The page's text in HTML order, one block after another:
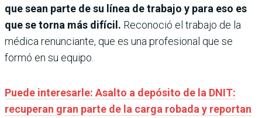
que sean parte de su línea de trabajo y para eso es
que se torna más difícil. Reconoció el trabajo de la
médica renunciante, que es una profesional que se
formó en su equipo.
Puede interesarle: Asalto a depósito de la DNIT:
recuperan gran parte de la carga robada y reportan